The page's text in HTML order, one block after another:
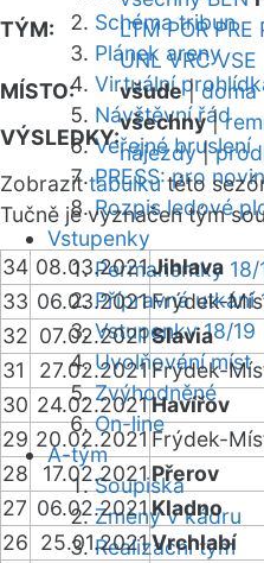
Schéma tribun
Plánek areny
Virtuální
Návštěvní řád
Veřejné bruslení
PRESS: pro
Rozpis ledové
Vstupenky
Permanentky 18/
Přípravná utkání
Vstupenky 18/19
Uvolňování míst
Zvýhodněné
On-line
A-tým
Soupiska
Změny v kádru
Realizační tým
TÝM:
LTM POR PRE
UNL VRC VSE
MÍSTO:
všude|doma
VÝSLEDKY:
všechny|
nájezdy|
Zobrazittabulkutéto
Tučně je vyznačen tým
34 08.03.2021Jihlava
33 06.03.2021Frýdek-
32 07.02.2021Slavia
31
27.02.2021 Frýdek-
30 24.02.2021Havířov
29 20.02.2021 Frýdek-
28
17.02.2021Přerov
27 06.02.2021Kladno
26 25.01.2021Vrchlabí